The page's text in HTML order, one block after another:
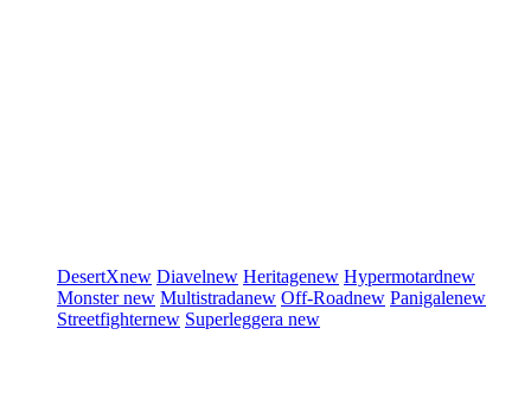
DesertXnew Diavelnew Heritagenew Hypermotardnew
Monsternew Multistradanew Off-Roadnew Panigalenew
Streetfighternew Superleggera new